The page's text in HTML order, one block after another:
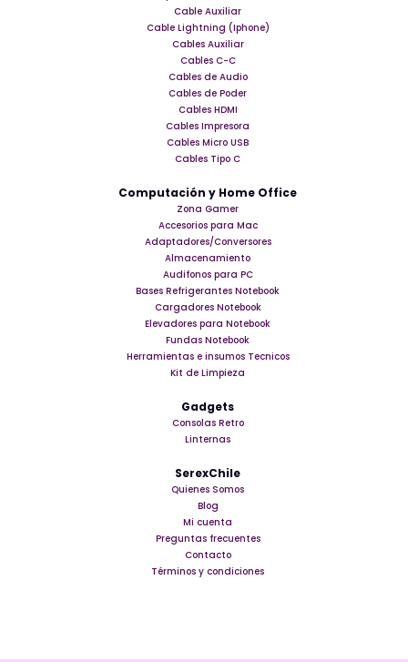
Cable Auxiliar
Cable Lightning (Iphone)
Cables Auxiliar
Cables C-C
Cables de Audio
Cables de Poder
Cables HDMI
Cables Impresora
Cables Micro USB
Cables Tipo C
Computación y Home Office
Zona Gamer
Accesorios para Mac
Adaptadores/Conversores
Almacenamiento
Audifonos para PC
Bases Refrigerantes Notebook
Cargadores Notebook
Elevadores para Notebook
Fundas Notebook
Herramientas e insumos Tecnicos
Kit de Limpieza
Gadgets
Consolas Retro
Linternas
SerexChile
Quienes Somos
Blog
Mi cuenta
Preguntas frecuentes
Contacto
Términos y condiciones